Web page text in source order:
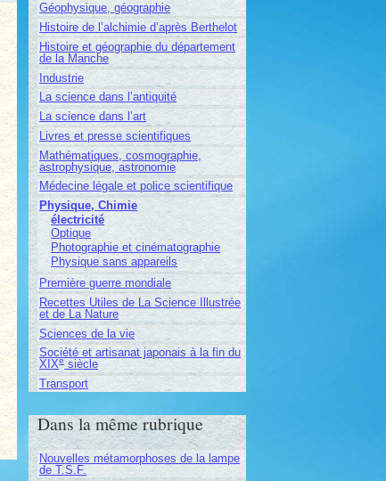
Géophysique, géographie
Histoire de l’alchimie d’après Berthelot
Histoire et géographie du département
de la Manche
Industrie
La science dans l’antiquité
La science dans l’art
Livres et presse scientifiques
Mathématiques, cosmographie,
astrophysique, astronomie
Médecine légale et police scientifique
Physique, Chimie
électricité
Optique
Photographie et cinématographie
Physique sans appareils
Première guerre mondiale
Recettes Utiles de La Science Illustrée
et de La Nature
Sciences de la vie
Société et artisanat japonais à la fin du
XIXe siècle
Transport
Dans la même rubrique
Nouvelles métamorphoses de la lampe
de T.S.F.